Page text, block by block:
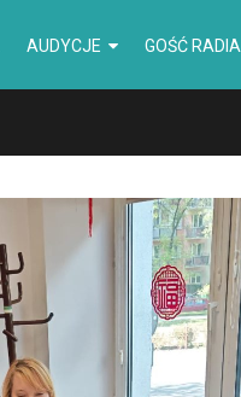
AUDYCJE GOŚĆ RADIA